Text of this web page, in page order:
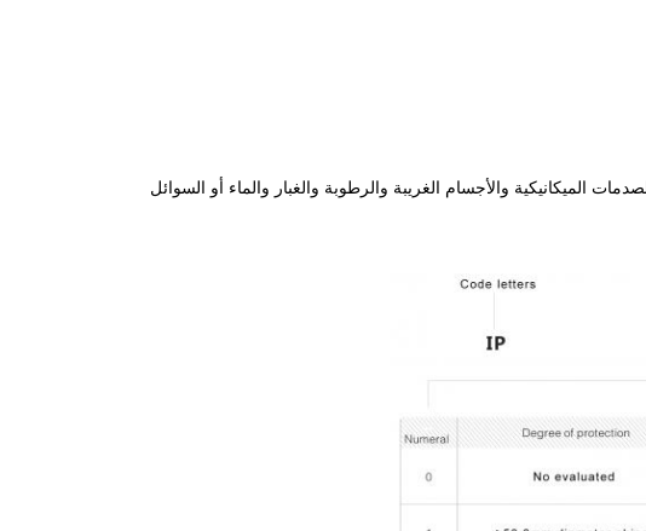
الميكانيكية والأجسام الغريبة والرطوبة والغبار والماء أو السوائل